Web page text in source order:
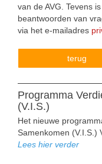
van de AVG. Tevens
beantwoorden van
via het e-mailadres
terug
Programma
(V.I.S.)
Het nieuwe
Samenkomen (V.I.S.)
Lees hier verder